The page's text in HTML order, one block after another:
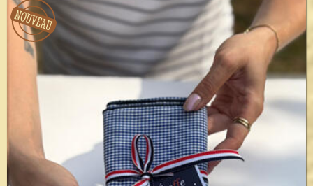
Voir le détail